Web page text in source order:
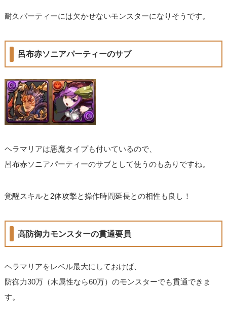
耐久パーティーには欠かせないモンスターになりそうです。
呂布赤ソニアパーティーのサブ
ヘラマリアは悪魔タイプも付いているので、
呂布赤ソニアパーティーのサブとして使うのもありですね。
覚醒スキルと2体攻撃と操作時間延長との相性も良し！
高防御力モンスターの貫通要員
ヘラマリアをレベル最大にしておけば、
防御力30万（木属性なら60万）のモンスターでも貫通できま
す。